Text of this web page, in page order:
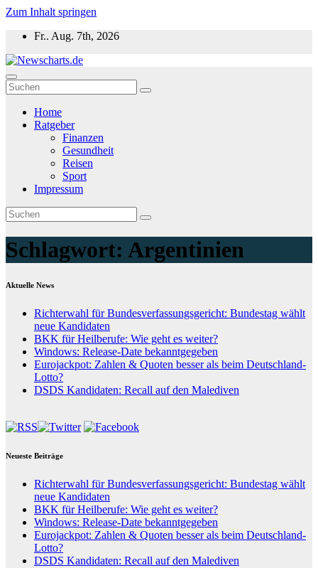
Zum Inhalt springen
Fr.. Aug. 7th, 2026
Newscharts.de
Aktuelle News zu Politik, Wirtschaft & Unterhaltung weltweit
Home
Ratgeber
Finanzen
Gesundheit
Reisen
Sport
Impressum
Schlagwort: Argentinien
Aktuelle News
Richterwahl für Bundesverfassungsgericht: Bundestag wählt
neue Kandidaten
BKK für Heilberufe: Wie geht es weiter?
Windows: Release-Date bekanntgegeben
Eurojackpot: Zahlen & Quoten besser als beim Deutschland-
Lotto?
DSDS Kandidaten: Recall auf den Malediven
Neueste Beiträge
Richterwahl für Bundesverfassungsgericht: Bundestag wählt
neue Kandidaten
BKK für Heilberufe: Wie geht es weiter?
Windows: Release-Date bekanntgegeben
Eurojackpot: Zahlen & Quoten besser als beim Deutschland-
Lotto?
DSDS Kandidaten: Recall auf den Malediven